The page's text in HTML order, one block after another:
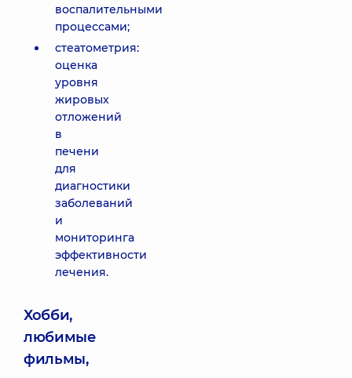
воспалительными
процессами;
стеатометрия:
оценка
уровня
жировых
отложений
в
печени
для
диагностики
заболеваний
и
мониторинга
эффективности
лечения.
Хобби,
любимые
фильмы,